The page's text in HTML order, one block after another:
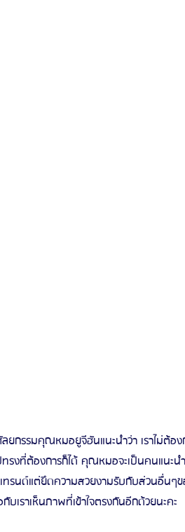
กรรมคุณหมอยูจีฮันแนะนำว่า เราไม่ต้อง
รงที่ต้องการก็ได้ คุณหมอจะเป็นคนแนะนำ
ทรนด์แต่ยึดความสวยงามรับกับส่วนอื่นๆ
เราเห็นภาพที่เข้าใจตรงกันอีกด้วยนะคะ